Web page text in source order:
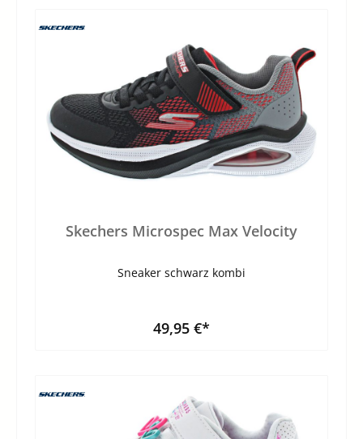
Skechers Microspec Max Velocity
Sneaker schwarz kombi
49,95 €*